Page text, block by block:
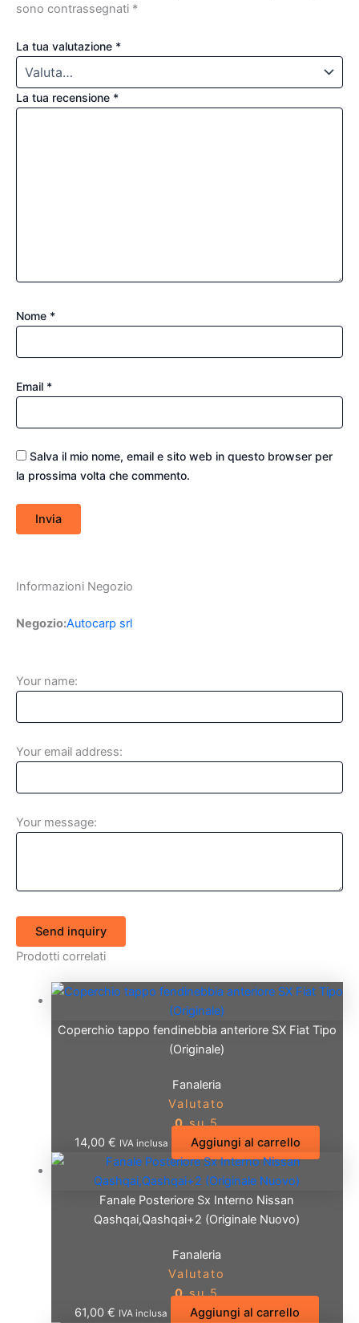
sono contrassegnati *
La tua valutazione *
La tua recensione *
Nome *
Email *
Salva il mio nome, email e sito web in questo browser per
la prossima volta che commento.
Informazioni Negozio
Negozio:Autocarp srl
Your name:
Your email address:
Your message:
Send inquiry
Prodotti correlati
Coperchio tappo fendinebbia anteriore SX Fiat Tipo
(Originale)
Fanaleria
Valutato
0su 5
14,00 € IVA inclusa Aggiungi al carrello
Fanale Posteriore Sx Interno Nissan
Qashqai,Qashqai+2 (Originale Nuovo)
Fanaleria
Valutato
0su 5
61,00€ IVA inclusa Aggiungi al carrello